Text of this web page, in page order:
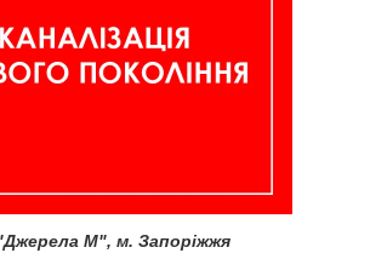
М", м. Запоріжжя